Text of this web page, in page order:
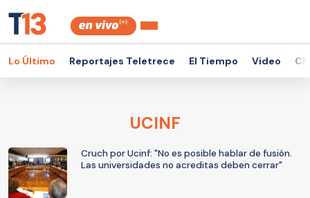
Lo Último Reportajes Teletrece El Tiempo Video
UCINF
Cruch por Ucinf: "No es posible hablar de fusión.
Las universidades no acreditas deben cerrar"